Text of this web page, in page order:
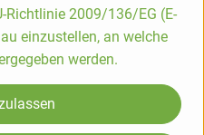
Ökokisten und
Rhein-Mosel-Region,
Richtlinie 2009/136/EG (E-
einzustellen, an welche
werden.